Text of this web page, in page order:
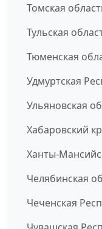
Томская
Тульская
Тюменская
Удмуртская
Ульяновская
Хабаровский
Ханты-
Челябинская
Чеченская